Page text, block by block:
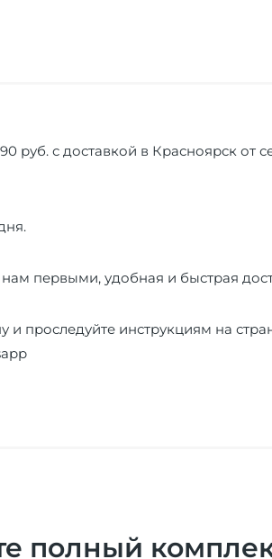
руб. с доставкой в Красноярск от
первыми, удобная и быстрая
и проследуйте инструкциям на
полный